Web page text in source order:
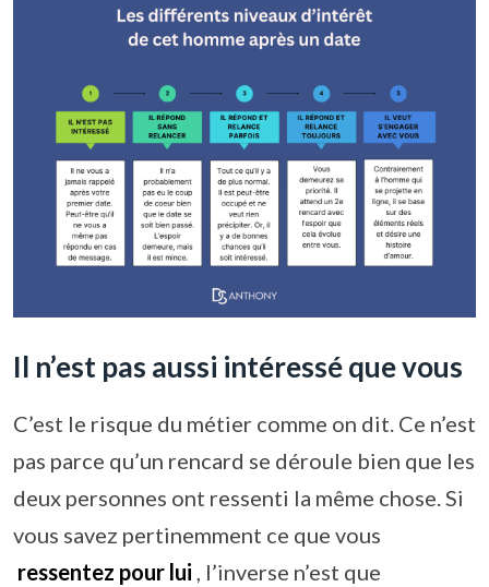
Il n’est pas aussi intéressé que vous
C’est le risque du métier comme on dit. Ce n’est
pas parce qu’un rencard se déroule bien que les
deux personnes ont ressenti la même chose. Si
vous savez pertinemment ce que vous
ressentez pour lui , l’inverse n’est que